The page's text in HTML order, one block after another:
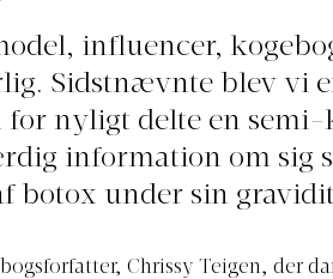
influencer,
Sidstnævnte blev vi
nyligt delte en
information om sig
botox under sin
Chrissy Teigen, der